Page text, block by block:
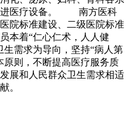
进医疗设备。 南方医科
院标准建设、二级医院标准
本着“仁心仁术，人人健
生需求为导向，坚持“病人第
原则，不断提高医疗服务质
展和人民群众卫生需求相适
。